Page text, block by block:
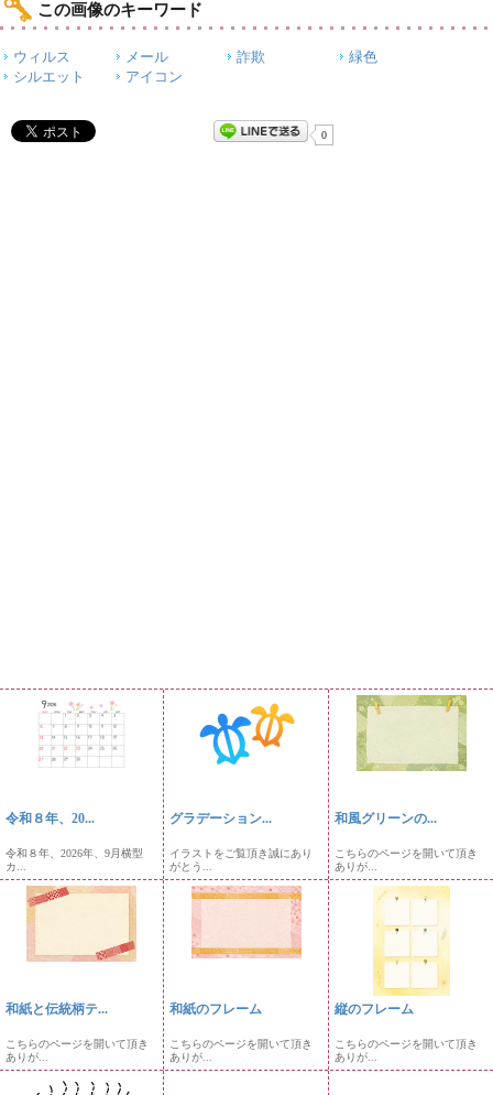
この画像のキーワード
ウィルス メール 詐欺
緑色
シルエット
アイコン
0
令和８年、20...
令和８年、2026年、9月横型
カ...
グラデーション...
イラストをご覧頂き誠にあり
がとう...
和風グリーンの...
こちらのページを開いて頂き
ありが...
和紙と伝統柄テ...
こちらのページを開いて頂き
ありが...
和紙のフレーム
こちらのページを開いて頂き
ありが...
縦のフレーム
こちらのページを開いて頂き
ありが...